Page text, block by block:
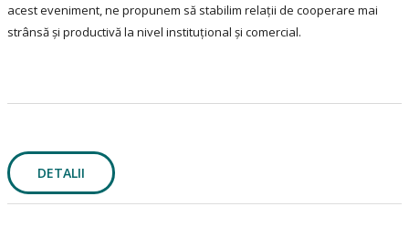
acest eveniment, ne propunem să stabilim relaţii de cooperare mai
strânsă şi productivă la nivel instituţional şi comercial.
DETALII